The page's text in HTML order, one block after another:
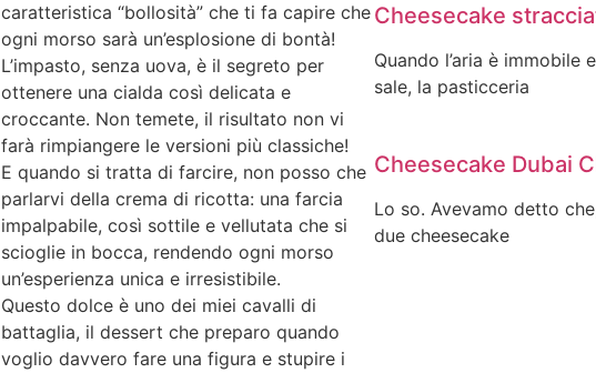
caratteristica “bollosità” che ti fa capire che
ogni morso sarà un’esplosione di bontà!
L’impasto, senza uova, è il segreto per
ottenere una cialda così delicata e
croccante. Non temete, il risultato non vi
farà rimpiangere le versioni più classiche!
E quando si tratta di farcire, non posso che
parlarvi della crema di ricotta: una farcia
impalpabile, così sottile e vellutata che si
scioglie in bocca, rendendo ogni morso
un’esperienza unica e irresistibile.
Questo dolce è uno dei miei cavalli di
battaglia, il dessert che preparo quando
voglio davvero fare una figura e stupire i
Cheesecake
Quando l’aria è immobile
sale, la pasticceria
Cheesecake Dubai
Lo so. Avevamo detto
due cheesecake